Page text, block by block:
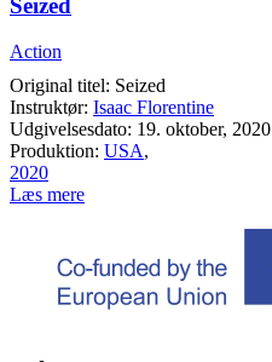
Action
Original titel: Seized
Instruktør: Isaac Florentine
Udgivelsesdato: 19. oktober, 2020
Produktion: USA,
2020
Læs mere